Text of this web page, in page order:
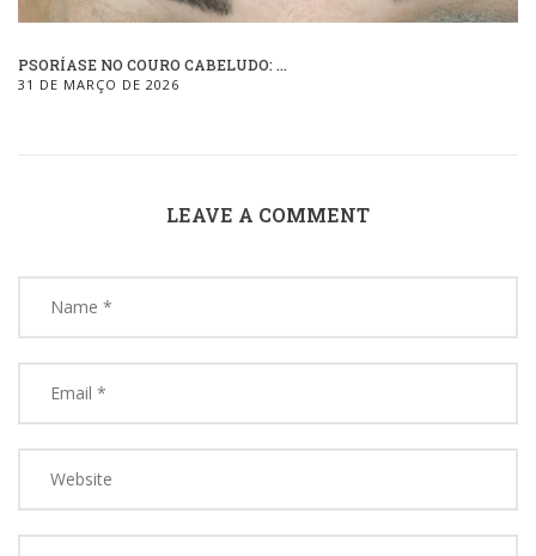
PSORÍASE NO COURO CABELUDO: ...
31 DE MARÇO DE 2026
LEAVE A COMMENT